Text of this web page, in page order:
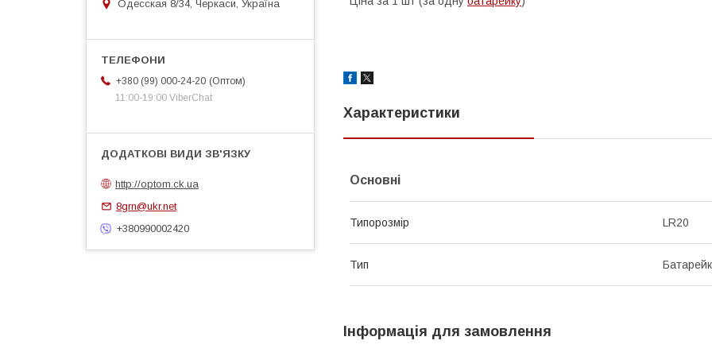
Характеристики
Основні
Типорозмір LR20
Тип
Інформація для замовлення
Одесская 8/34, Черкаси, Україна
+380 (99) 000-24-20
Оптом
11:00-19:00 ViberChat
http://optom.ck.ua
8grn@ukr.net
+380990002420